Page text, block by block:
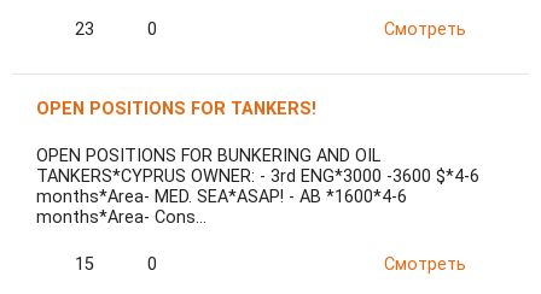
23 0 Смотреть
OPEN POSITIONS FOR TANKERS!
OPEN POSITIONS FOR BUNKERING AND OIL
TANKERS*CYPRUS OWNER: - 3rd ENG*3000 -3600 $*4-6
months*Area- MED. SEA*ASAP! - AB *1600*4-6
months*Area- Cons…
15 0 Смотреть